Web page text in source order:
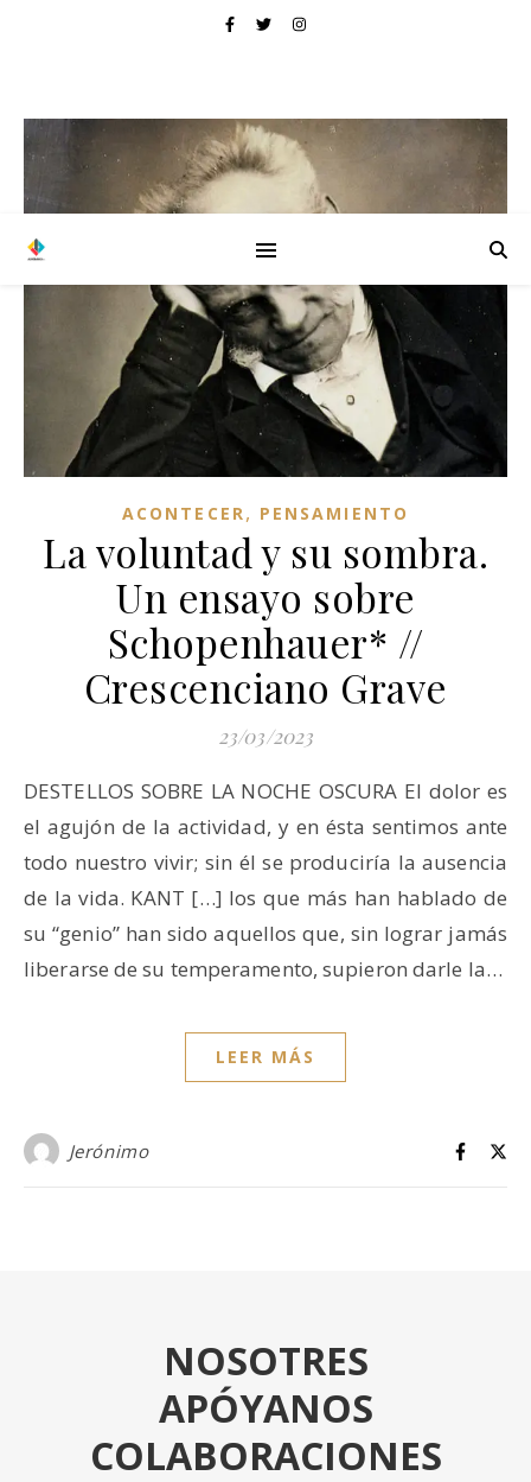
ACONTECER, PENSAMIENTO
La voluntad y su sombra.
Un ensayo sobre
Schopenhauer* //
Crescenciano Grave
23/03/2023
DESTELLOS SOBRE LA NOCHE OSCURA El dolor es
el agujón de la actividad, y en ésta sentimos ante
todo nuestro vivir; sin él se produciría la ausencia
de la vida. KANT […] los que más han hablado de
su “genio” han sido aquellos que, sin lograr jamás
liberarse de su temperamento, supieron darle la…
LEER MÁS
Jerónimo
NOSOTRES
APÓYANOS
COLABORACIONES